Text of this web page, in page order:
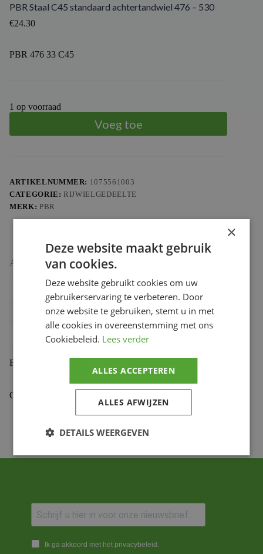
PBR Staal C45 standaard achtertandwiel 476 – 530
€24.30
PBR 476 33 C45
1 op voorraad
Voeg toe
ARTIKELNUMMER: 1075561003
CATEGORIE: RIJWIELGEDEELTE
MERK: PBR
Aanvullende informatie
Bihr productcode 1075561003,476.33.C45
Productmerk
Beoordelingen (0)
Gekoppelde Motoren
Ik ga akkoord met het privacybeleid.
×
Deze website maakt gebruik
van cookies.
Deze website gebruikt cookies om uw
gebruikerservaring te verbeteren. Door
onze website te gebruiken, stemt u in met
alle cookies in overeenstemming met ons
Cookiebeleid. Lees verder
ALLES ACCEPTEREN
ALLES AFWIJZEN
DETAILS WEERGEVEN